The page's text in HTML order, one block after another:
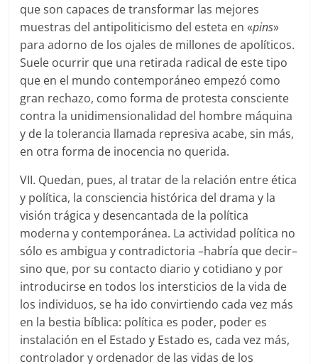
que son capaces de transformar las mejores
muestras del antipoliticismo del esteta en «pins»
para adorno de los ojales de millones de apolíticos.
Suele ocurrir que una retirada radical de este tipo
que en el mundo contemporáneo empezó como
gran rechazo, como forma de protesta consciente
contra la unidimensionalidad del hombre máquina
y de la tolerancia llamada represiva acabe, sin más,
en otra forma de inocencia no querida.
VII. Quedan, pues, al tratar de la relación entre ética
y política, la consciencia histórica del drama y la
visión trágica y desencantada de la política
moderna y contemporánea. La actividad política no
sólo es ambigua y contradictoria –habría que decir–
sino que, por su contacto diario y cotidiano y por
introducirse en todos los intersticios de la vida de
los individuos, se ha ido convirtiendo cada vez más
en la bestia bíblica: política es poder, poder es
instalación en el Estado y Estado es, cada vez más,
controlador y ordenador de las vidas de los